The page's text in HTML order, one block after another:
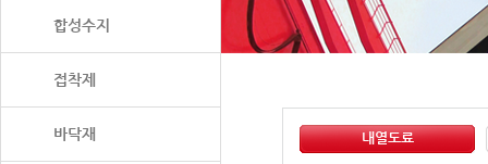
합성수지
접착제
바닥재 내열도료